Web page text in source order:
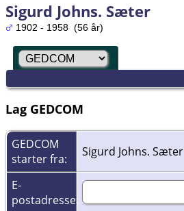
Sigurd Johns. Sæter
1902 - 1958 (56 år)
Lag GEDCOM
GEDCOM
starter fra:
Sigurd Johns. Sæter
E-
postadresse: